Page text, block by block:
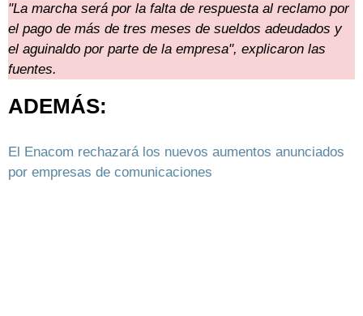
"La marcha será por la falta de respuesta al reclamo por
el pago de más de tres meses de sueldos adeudados y
el aguinaldo por parte de la empresa", explicaron las
fuentes.
ADEMÁS:
El Enacom rechazará los nuevos aumentos anunciados
por empresas de comunicaciones